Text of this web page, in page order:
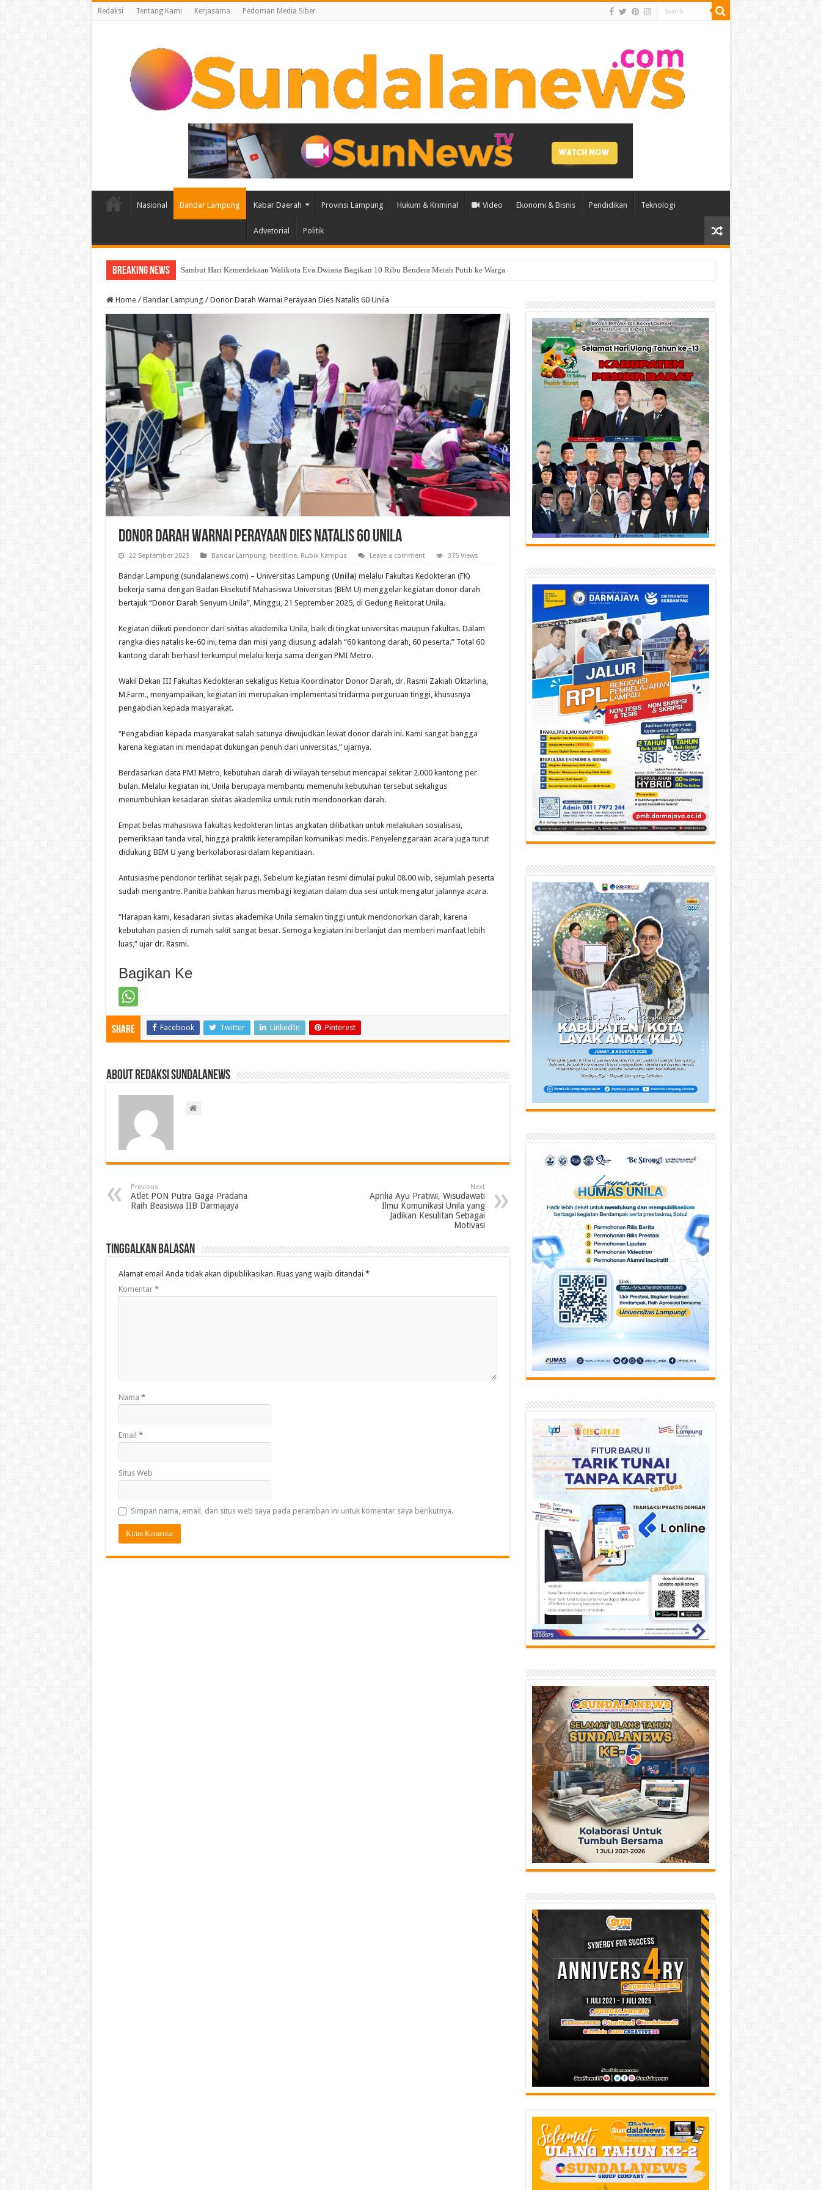
Redaksi Tentang Kami Kerjasama Pedoman Media Siber
Nasional Bandar Lampung Kabar Daerah Provinsi Lampung Hukum & Kriminal Video Ekonomi & Bisnis Pendidikan Teknologi
Advetorial Politik
Breaking News Sah Secara Aklamasi, Wahrul Fauzi Silalahi Pimpin Karang Taruna Provinsi Lampung Periode 2026–2031
Home / Bandar Lampung / Donor Darah Warnai Perayaan Dies Natalis 60 Unila
Donor Darah Warnai Perayaan Dies Natalis 60 Unila
22 September 2025 Bandar Lampung, headline, Rubik Kampus Leave a comment 375 Views
Bandar Lampung (sundalanews.com) – Universitas Lampung (Unila) melalui Fakultas Kedokteran (FK)
bekerja sama dengan Badan Eksekutif Mahasiswa Universitas (BEM U) menggelar kegiatan donor darah
bertajuk “Donor Darah Senyum Unila”, Minggu, 21 September 2025, di Gedung Rektorat Unila.
Kegiatan diikuti pendonor dari sivitas akademika Unila, baik di tingkat universitas maupun fakultas. Dalam
rangka dies natalis ke-60 ini, tema dan misi yang diusung adalah “60 kantong darah, 60 peserta.” Total 60
kantong darah berhasil terkumpul melalui kerja sama dengan PMI Metro.
Wakil Dekan III Fakultas Kedokteran sekaligus Ketua Koordinator Donor Darah, dr. Rasmi Zakiah Oktarlina,
M.Farm., menyampaikan, kegiatan ini merupakan implementasi tridarma perguruan tinggi, khususnya
pengabdian kepada masyarakat.
“Pengabdian kepada masyarakat salah satunya diwujudkan lewat donor darah ini. Kami sangat bangga
karena kegiatan ini mendapat dukungan penuh dari universitas,” ujarnya.
Berdasarkan data PMI Metro, kebutuhan darah di wilayah tersebut mencapai sekitar 2.000 kantong per
bulan. Melalui kegiatan ini, Unila berupaya membantu memenuhi kebutuhan tersebut sekaligus
menumbuhkan kesadaran sivitas akademika untuk rutin mendonorkan darah.
Empat belas mahasiswa fakultas kedokteran lintas angkatan dilibatkan untuk melakukan sosialisasi,
pemeriksaan tanda vital, hingga praktik keterampilan komunikasi medis. Penyelenggaraan acara juga turut
didukung BEM U yang berkolaborasi dalam kepanitiaan.
Antusiasme pendonor terlihat sejak pagi. Sebelum kegiatan resmi dimulai pukul 08.00 wib, sejumlah peserta
sudah mengantre. Panitia bahkan harus membagi kegiatan dalam dua sesi untuk mengatur jalannya acara.
“Harapan kami, kesadaran sivitas akademika Unila semakin tinggi untuk mendonorkan darah, karena
kebutuhan pasien di rumah sakit sangat besar. Semoga kegiatan ini berlanjut dan memberi manfaat lebih
luas,” ujar dr. Rasmi.
Bagikan Ke
Share Facebook Twitter LinkedIn Pinterest
About Redaksi Sundalanews
Previous
Atlet PON Putra Gaga Pradana
Raih Beasiswa IIB Darmajaya
Next
Aprilia Ayu Pratiwi, Wisudawati
Ilmu Komunikasi Unila yang
Jadikan Kesulitan Sebagai
Motivasi
Tinggalkan Balasan
Alamat email Anda tidak akan dipublikasikan. Ruas yang wajib ditandai *
Komentar *
Nama *
Email *
Situs Web
Simpan nama, email, dan situs web saya pada peramban ini untuk komentar saya berikutnya.